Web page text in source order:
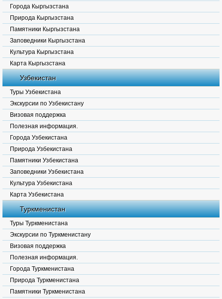
Города Кыргызстана
Природа Кыргызстана
Памятники Кыргызстана
Заповедники Кыргызстана
Культура Кыргызстана
Карта Кыргызстана
Узбекистан
Туры Узбекистана
Экскурсии по Узбекистану
Визовая поддержка
Полезная информация.
Города Узбекистана
Природа Узбекистана
Памятники Узбекистана
Заповедники Узбекистана
Культура Узбекистана
Карта Узбекистана
Туркменистан
Туры Туркменистана
Экскурсии по Туркменистану
Визовая поддержка
Полезная информация.
Города Туркменистана
Природа Туркменистана
Памятники Туркменистана